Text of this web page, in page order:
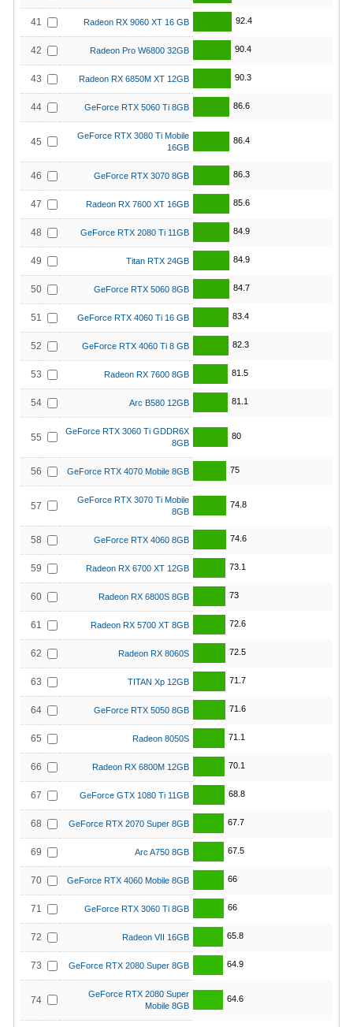
41 Radeon RX 9060 XT 16 GB 92.4
42 Radeon Pro W6800 32GB 90.4
43 Radeon RX 6850M XT 12GB 90.3
44 GeForce RTX 5060 Ti 8GB 86.6
45
GeForce RTX 3080 Ti Mobile
16GB
86.4
46 GeForce RTX 3070 8GB 86.3
47 Radeon RX 7600 XT 16GB 85.6
48 GeForce RTX 2080 Ti 11GB 84.9
49 Titan RTX 24GB 84.9
50 GeForce RTX 5060 8GB 84.7
51 GeForce RTX 4060 Ti 16 GB 83.4
52 GeForce RTX 4060 Ti 8 GB 82.3
53 Radeon RX 7600 8GB 81.5
54 Arc B580 12GB 81.1
55
GeForce RTX 3060 Ti GDDR6X
8GB
80
56 GeForce RTX 4070 Mobile 8GB 75
57
GeForce RTX 3070 Ti Mobile
8GB
74.8
58 GeForce RTX 4060 8GB 74.6
59 Radeon RX 6700 XT 12GB 73.1
60 Radeon RX 6800S 8GB 73
61 Radeon RX 5700 XT 8GB 72.6
62 Radeon RX 8060S 72.5
63 TITAN Xp 12GB 71.7
64 GeForce RTX 5050 8GB 71.6
65 Radeon 8050S 71.1
66 Radeon RX 6800M 12GB 70.1
67 GeForce GTX 1080 Ti 11GB 68.8
68 GeForce RTX 2070 Super 8GB 67.7
69 Arc A750 8GB 67.5
70 GeForce RTX 4060 Mobile 8GB 66
71 GeForce RTX 3060 Ti 8GB 66
72 Radeon VII 16GB 65.8
73 GeForce RTX 2080 Super 8GB 64.9
74
GeForce RTX 2080 Super
Mobile 8GB
64.6